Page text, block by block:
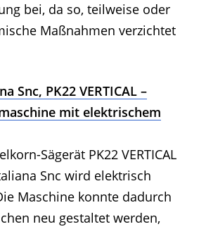
bei, da so, teilweise oder
Maßnahmen verzichtet
Snc, PK22 VERTICAL –
mit elektrischem
Sägerät PK22 VERTICAL
Snc wird elektrisch
Maschine konnte dadurch
neu gestaltet werden,